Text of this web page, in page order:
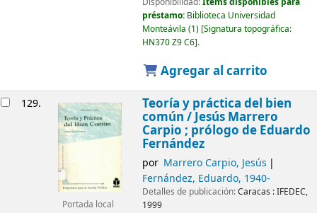
préstamo: Biblioteca Universidad
Monteávila (1) Signatura topográfica:
HN370 Z9 C6 .
Agregar al carrito
129.
Portada local
Teoría y práctica del bien
común /Jesús Marrero
Carpio ; prólogo de Eduardo
Fernández
por Marrero Carpio, Jesús
Fernández, Eduardo, 1940-
Detalles de publicación:Caracas :IFEDEC,
1999